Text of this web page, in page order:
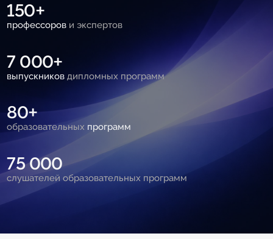
150+
профессоров и экспертов
7 000+
выпускников дипломных программ
80+
образовательных программ
75 000
слушателей образовательных программ